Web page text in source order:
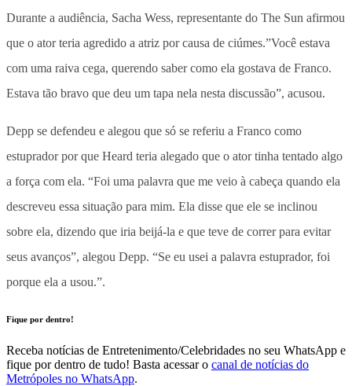
Durante a audiência, Sacha Wess, representante do The Sun afirmou
que o ator teria agredido a atriz por causa de ciúmes.”Você estava
com uma raiva cega, querendo saber como ela gostava de Franco.
Estava tão bravo que deu um tapa nela nesta discussão”, acusou.
Depp se defendeu e alegou que só se referiu a Franco como
estuprador por que Heard teria alegado que o ator tinha tentado algo
a força com ela. “Foi uma palavra que me veio à cabeça quando ela
descreveu essa situação para mim. Ela disse que ele se inclinou
sobre ela, dizendo que iria beijá-la e que teve de correr para evitar
seus avanços”, alegou Depp. “Se eu usei a palavra estuprador, foi
porque ela a usou.”.
Fique por dentro!
Receba notícias de Entretenimento/Celebridades no seu WhatsApp e
fique por dentro de tudo! Basta acessar o canal de notícias do
Metrópoles no WhatsApp.